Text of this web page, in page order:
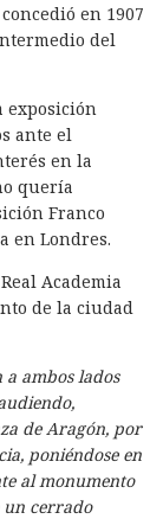
en 1907
del
exposición
ante el
en la
quería
Franco
en Londres.
Academia
de la ciudad
a ambos lados
de Aragón, por
poniéndose en
al monumento
un cerrado